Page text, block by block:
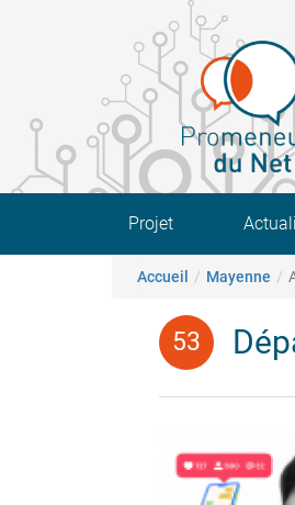
Main
Projet
Fil d'Ariane
Accueil Mayenne